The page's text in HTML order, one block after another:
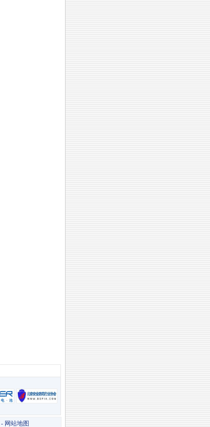
- 网站地图